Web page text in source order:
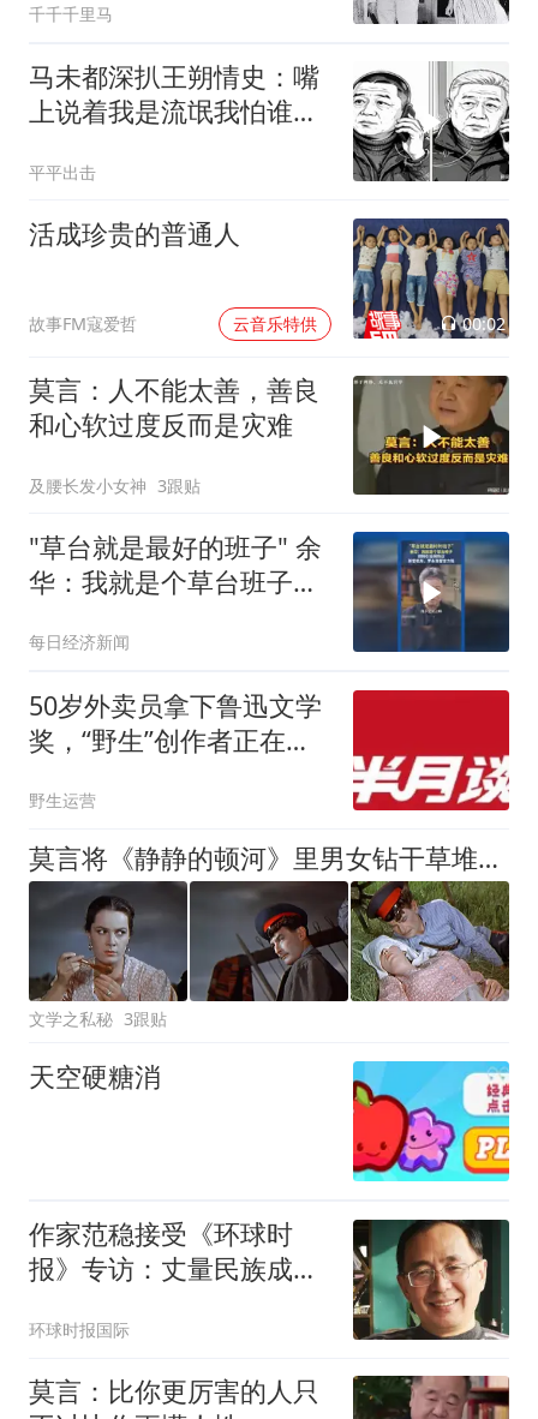
千千千里马
马未都深扒王朔情史：嘴
上说着我是流氓我怕谁，
平平出击
活成珍贵的普通人
故事FM寇爱哲 云音乐特供 00:02
莫言：人不能太善，善良
和心软过度反而是灾难
及腰长发小女神 3跟贴
"草台就是最好的班子" 余
华：我就是个草台班子，
每日经济新闻
50岁外卖员拿下鲁迅文学
奖，“野生”创作者正在颠
野生运营
莫言将《静静的顿河》里男女钻干草堆，换成《白棉花》里棉花堆
文学之私秘 3跟贴
天空硬糖消
作家范稳接受《环球时
报》专访：丈量民族成
环球时报国际
莫言：比你更厉害的人只